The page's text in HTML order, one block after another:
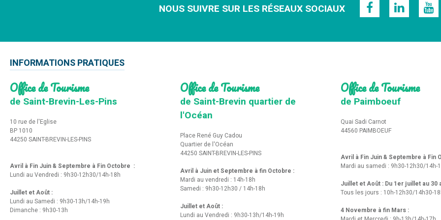
NOUS SUIVRE SUR LES RÉSEAUX SOCIAUX
INFORMATIONS PRATIQUES
Office de Tourisme
de Saint-Brevin-Les-Pins
10 rue de l'Eglise
BP 1010
44250 SAINT-BREVIN-LES-PINS
Avril à Fin Juin & Septembre à Fin Octobre :
Lundi au Vendredi : 9h30-12h30/14h-18h
Juillet et Août :
Lundi au Samedi : 9h30-13h/14h-19h
Dimanche : 9h30-13h
Office de Tourisme
de Saint-Brevin quartier de
l'Océan
Place René Guy Cadou
Quartier de l'Océan
44250 SAINT-BREVIN-LES-PINS
Avril à Juin et Septembre à fin Octobre :
Mardi au vendredi : 14h-18h
Samedi : 9h30-12h30 / 14h-18h
Juillet et Août :
Lundi au Vendredi : 9h30-13h/14h-19h
Office de Tourisme
de Paimboeuf
Quai Sadi Carnot
44560 PAIMBOEUF
Avril à Fin Juin & Septembre à Fin
Mardi au samedi : 9h30-12h30/14h-
Juillet et Août : Du 1er juillet au 30
Tous les jours : 10h-12h30/14h30-
4 Novembre à fin Mars :